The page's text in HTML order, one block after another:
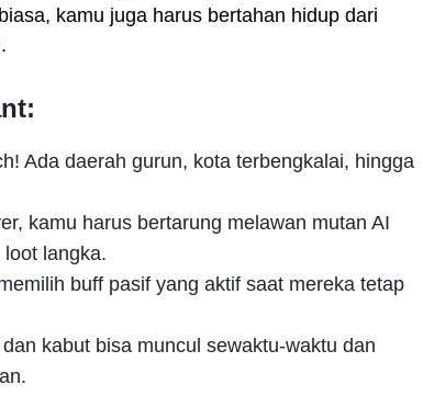
kamu juga harus bertahan hidup dari
Ada daerah gurun, kota terbengkalai, hingga
kamu harus bertarung melawan mutan AI
langka.
buff pasif yang aktif saat mereka tetap
kabut bisa muncul sewaktu-waktu dan